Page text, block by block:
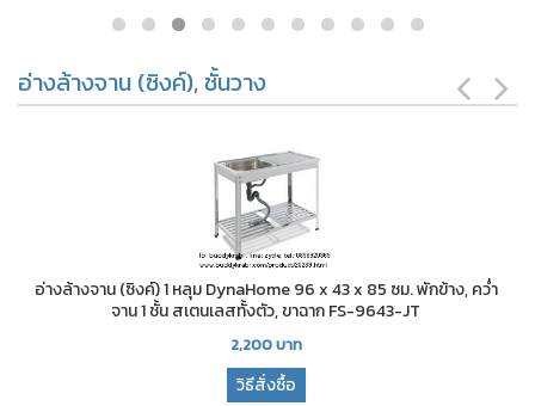
อ่างล้างจาน (ซิงค์), ชั้นวาง
อ่างล้างจาน (ซิงค์) 1 หลุม DynaHome 96 x 43 x 85 ซม. พักข้าง, คว่ำ
จาน 1 ชั้น สเตนเลสทั้งตัว, ขาฉาก FS-9643-JT
2,200บาท
วิธีสั่งซื้อ